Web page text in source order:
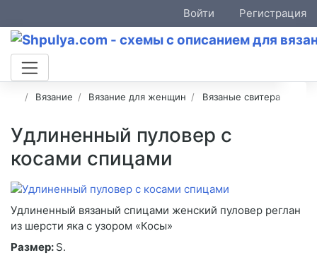
Войти Регистрация
Вязание Вязание для женщин Вязаные свитера
Удлиненный пуловер с
косами спицами
Удлиненный вязаный спицами женский пуловер реглан
из шерсти яка с узором «Косы»
Размер: S.